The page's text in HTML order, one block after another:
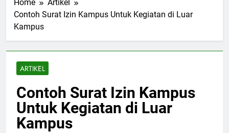
Home
Artikel
Contoh Surat Izin Kampus Untuk Kegiatan di Luar
Kampus
ARTIKEL
Contoh Surat Izin Kampus
Untuk Kegiatan di Luar
Kampus